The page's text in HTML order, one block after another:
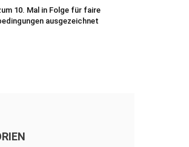
10. Mal in Folge für faire
ausgezeichnet